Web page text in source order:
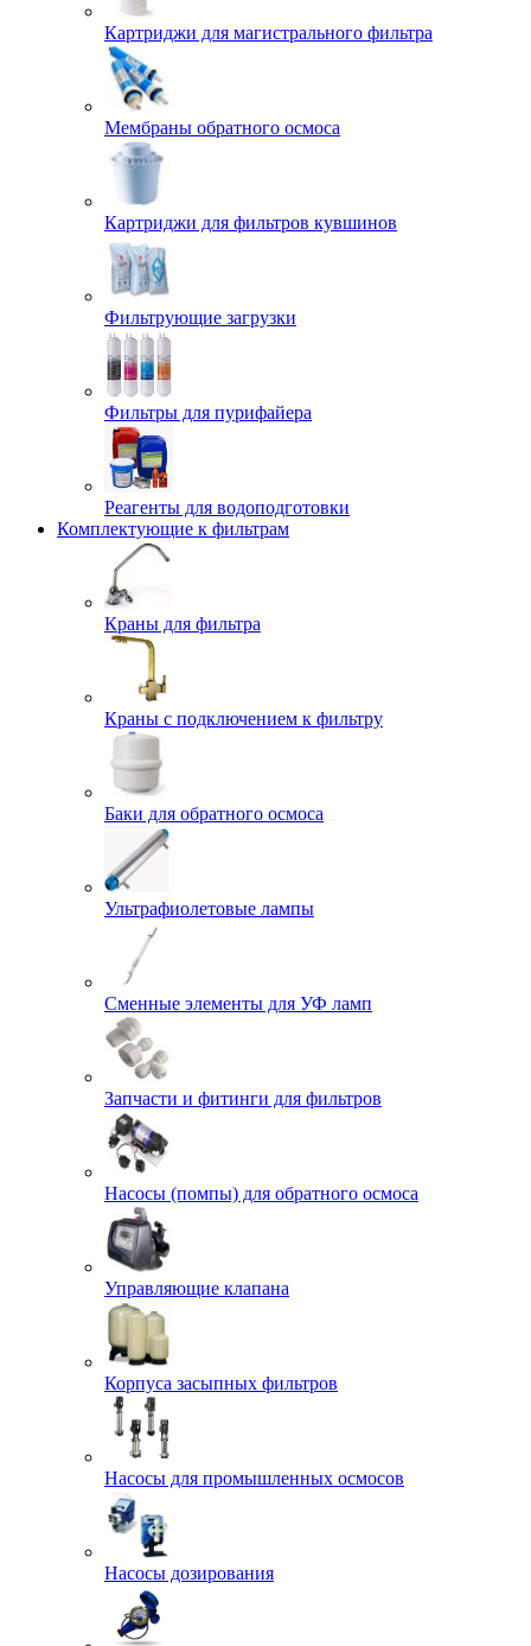
Картриджи для магистрального фильтра
Мембраны обратного осмоса
Картриджи для фильтров кувшинов
Фильтрующие загрузки
Фильтры для пурифайера
Реагенты для водоподготовки
Комплектующие к фильтрам
Краны для фильтра
Краны с подключением к фильтру
Баки для обратного осмоса
Ультрафиолетовые лампы
Сменные элементы для УФ ламп
Запчасти и фитинги для фильтров
Насосы (помпы) для обратного осмоса
Управляющие клапана
Корпуса засыпных фильтров
Насосы для промышленных осмосов
Насосы дозирования